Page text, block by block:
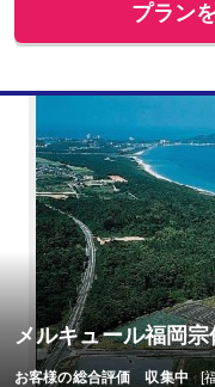
プラン
メルキュール福岡
お客様の総合評価 収集中 [